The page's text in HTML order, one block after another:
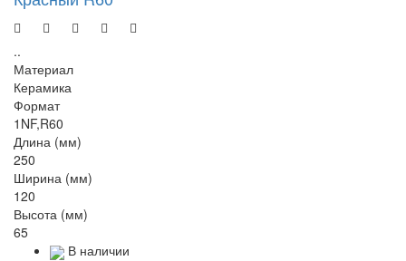
..
Материал
Керамика
Формат
1NF,R60
Длина (мм)
250
Ширина (мм)
120
Высота (мм)
65
В наличии